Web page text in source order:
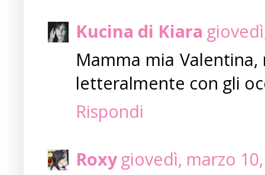
Kucina di Kiara
Mamma mia
letteralmente con gli
Rispondi
Roxy giovedì, marzo